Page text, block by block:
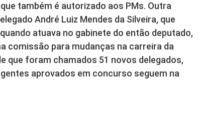
também é autorizado aos PMs. Outra
André Luiz Mendes da Silveira, que
atuava no gabinete do então deputado,
comissão para mudanças na carreira da
que foram chamados 51 novos delegados,
aprovados em concurso seguem na